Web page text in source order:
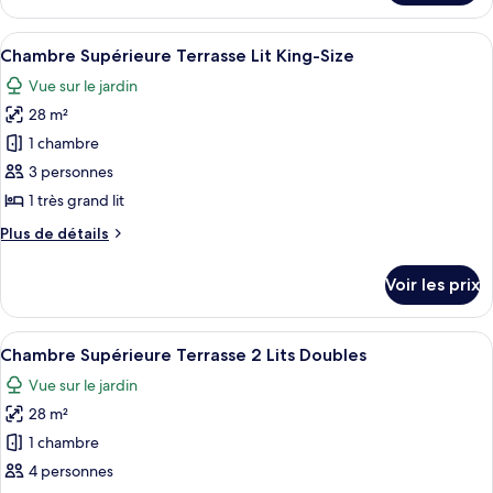
Classique
Palme
2
Lits
Doubles
le
type
de
chambre
Chambre
Classique
Palme
2
Lits
Doubles
Afficher
toutes
les
photos
pour
ce
type
chambre :
Terrasse
Lit
King-
Size
Une chambre d’hôtel dotée d’un
2
Chambre Supérieure Terrasse Lit King-Size
Vue sur le jardin
28 m²
1 chambre
3 personnes
1 très grand lit
Plus de détails
Plus
le
type
de
chambre
Chambre
Supérieure
Terrasse
Lit
King-
Voir les prix
Afficher
toutes
les
photos
pour
ce
Une chambre d’hôtel dotée d’un
2
Chambre Supérieure Terrasse 2 Lits Doubles
Vue sur le jardin
28 m²
1 chambre
4 personnes